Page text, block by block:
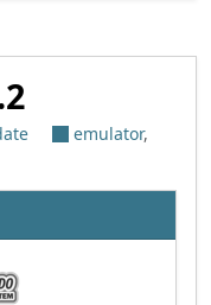
emulator,